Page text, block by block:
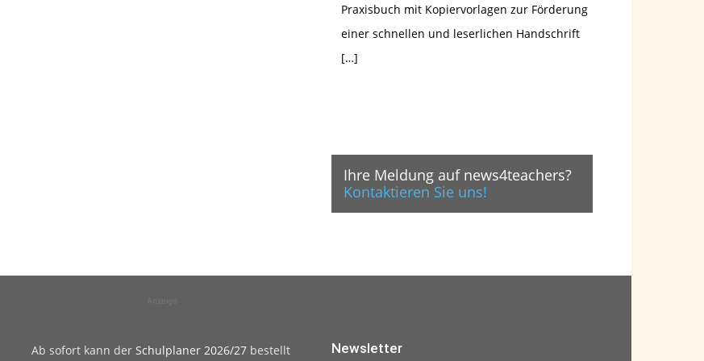
Praxisbuch mit Kopiervorlagen zur Förderung
einer schnellen und leserlichen Handschrift
[…]
Ihre Meldung auf news4teachers?
Kontaktieren Sie uns!
Ab sofort kann der Schulplaner 2026/27 bestellt
Newsletter